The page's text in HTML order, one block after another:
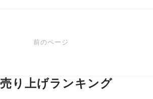
前のページ
売り上げランキング